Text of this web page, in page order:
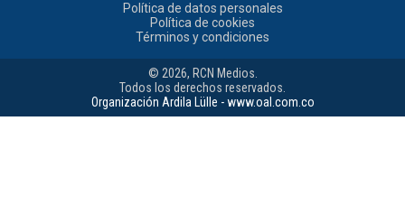
Política de datos personales
Política de cookies
Términos y condiciones
© 2026, RCN Medios.
Todos los derechos reservados.
Organización Ardila Lülle - www.oal.com.co